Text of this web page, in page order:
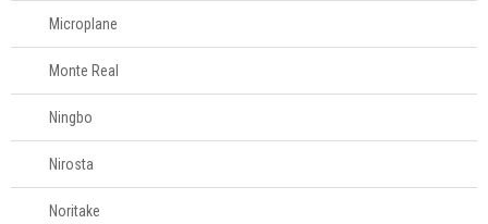
Microplane
Monte Real
Ningbo
Nirosta
Noritake